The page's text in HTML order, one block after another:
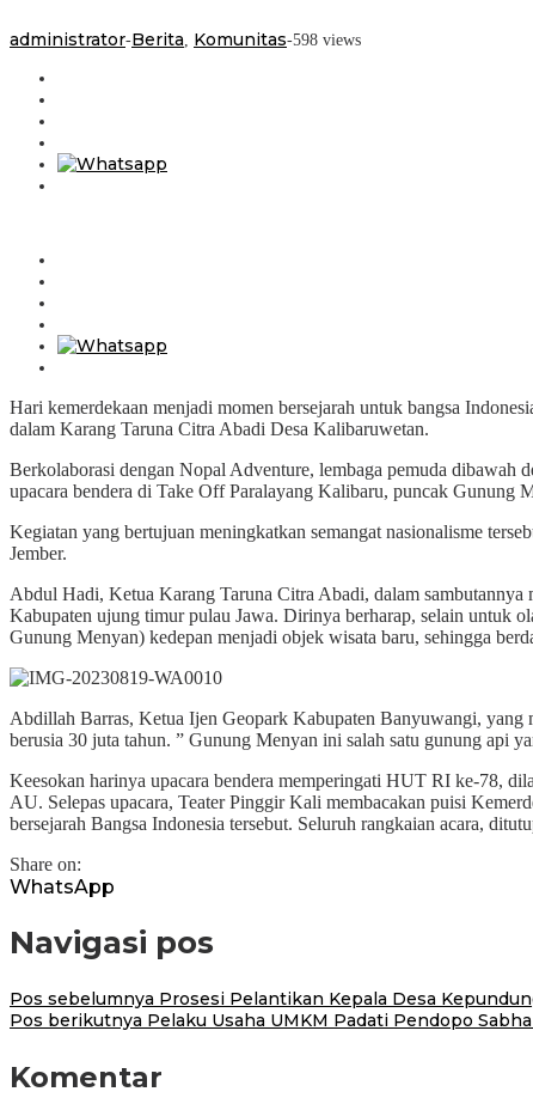
administrator-Berita Komunitas-598 views
Hari kemerdekaan menjadi momen bersejarah untuk bangsa
dalam Karang Taruna Citra Abadi Desa Kalibaruwetan.
Berkolaborasi dengan Nopal Adventure, lembaga pemuda dibawah
upacara bendera di Take Off Paralayang Kalibaru, puncak
Kegiatan yang bertujuan meningkatkan semangat nasionalisme
Jember.
Abdul Hadi, Ketua Karang Taruna Citra Abadi, dalam sambutannya
Kabupaten ujung timur pulau Jawa. Dirinya berharap, selain untuk
Gunung Menyan) kedepan menjadi objek wisata baru, sehingga
Abdillah Barras, Ketua Ijen Geopark Kabupaten Banyuwangi, yang
berusia 30 juta tahun. ” Gunung Menyan ini salah satu gunung api
Keesokan harinya upacara bendera memperingati HUT RI ke-78,
AU. Selepas upacara, Teater Pinggir Kali membacakan puisi
bersejarah Bangsa Indonesia tersebut. Seluruh rangkaian acara,
Share on:
WhatsApp
Navigasi pos
Pos sebelumnya Prosesi Pelantikan Kepala Desa
Pos berikutnya Pelaku Usaha UMKM Padati Pendopo
Komentar